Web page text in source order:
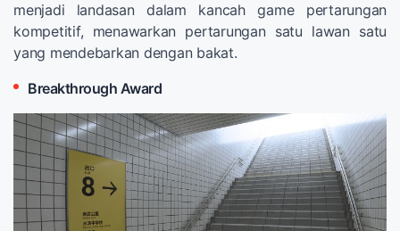
menjadi landasan dalam kancah game pertarungan
kompetitif, menawarkan pertarungan satu lawan satu
yang mendebarkan dengan bakat.
Breakthrough Award